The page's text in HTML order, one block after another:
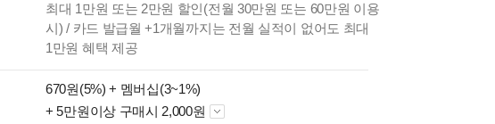
최대 1만원 또는 2만원 할인(전월 30만원 또는 60만원 이용
시) / 카드 발급월 +1개월까지는 전월 실적이 없어도 최대
1만원 혜택 제공
670원(5%) + 멤버십(3~1%)
+ 5만원이상 구매시 2,000원